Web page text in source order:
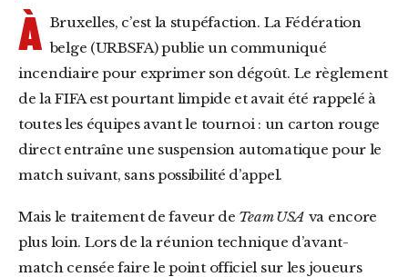
À Bruxelles, c’est la stupéfaction. La Fédération
belge (URBSFA) publie un communiqué
incendiaire pour exprimer son dégoût. Le règlement
de la FIFA est pourtant limpide et avait été rappelé à
toutes les équipes avant le tournoi : un carton rouge
direct entraîne une suspension automatique pour le
match suivant, sans possibilité d’appel.
Mais le traitement de faveur de Team USA va encore
plus loin. Lors de la réunion technique d’avant-
match censée faire le point officiel sur les joueurs